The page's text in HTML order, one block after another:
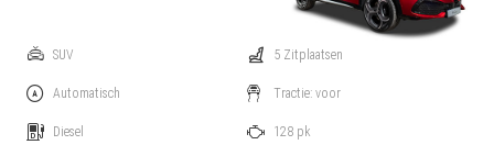
SUV
Automatisch
Diesel
5 Zitplaatsen
Tractie: voor
128 pk